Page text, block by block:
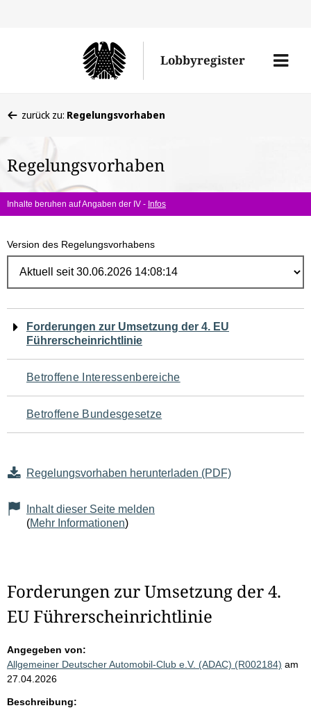
Lobbyregister
Menü
befinden
hier:
zurück zu: Regelungsvorhaben
Regelungsvorhaben
Inhalte beruhen auf Angaben der IV - Infos
Version des Regelungsvorhabens
Navigation
für
den
Seiteninhalt
Forderungen zur Umsetzung der 4. EU
Führerscheinrichtlinie
Betroffene Interessenbereiche
Betroffene Bundesgesetze
Regelungsvorhaben herunterladen (PDF)
Inhalt dieser Seite melden
(Mehr Informationen)
Forderungen zur Umsetzung der 4.
EU Führerscheinrichtlinie
Angegeben von:
Allgemeiner Deutscher Automobil-Club e.V. (ADAC) (R002184) am
27.04.2026
Beschreibung: